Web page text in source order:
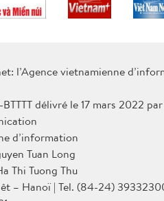
l’Agence vietnamienne
délivré le 17 mars 2022
d’information
Tuan Long
Thi Tuong Thu
– Hanoï | Tel. (84-24)